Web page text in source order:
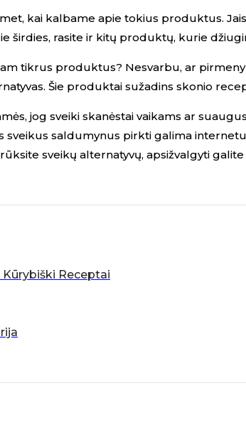
kai kalbame apie tokius produktus.
širdies, rasite ir kitų produktų, kurie
tikrus produktus? Nesvarbu, ar
Šie produktai sužadins skonio
jog sveiki skanėstai vaikams ar
sveikus saldumynus pirkti galima
sveikų alternatyvų, apsižvalgyti
Receptai